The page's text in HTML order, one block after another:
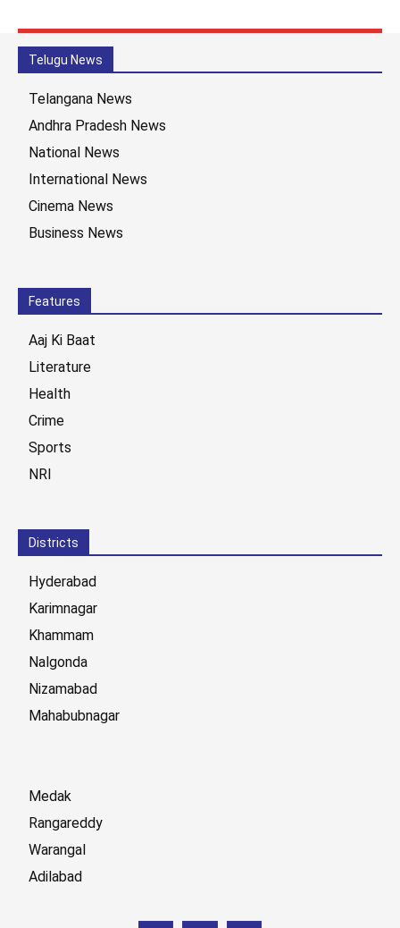
Telugu News
Telangana News
Andhra Pradesh News
National News
International News
Cinema News
Business News
Features
Aaj Ki Baat
Literature
Health
Crime
Sports
NRI
Districts
Hyderabad
Karimnagar
Khammam
Nalgonda
Nizamabad
Mahabubnagar
Medak
Rangareddy
Warangal
Adilabad